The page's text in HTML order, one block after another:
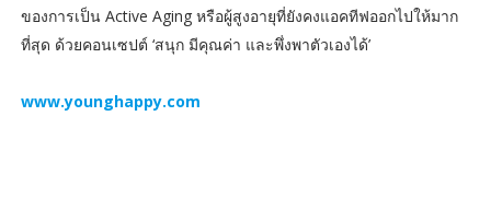
ของการเป็น Active Aging หรือผู้สูงอายุที่ยังคงแอคทีฟออกไปให้มาก
ที่สุด ด้วยคอนเซปต์ ‘สนุก มีคุณค่า และพึ่งพาตัวเองได้’
www.younghappy.com